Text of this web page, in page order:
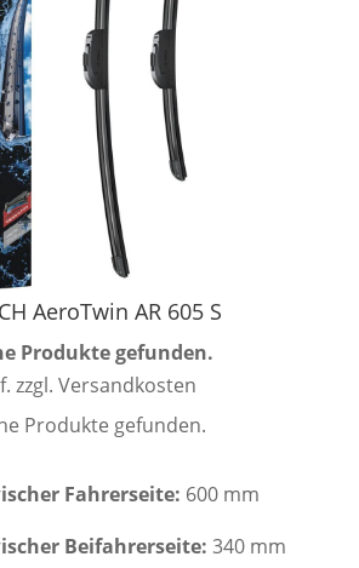
AeroTwin AR 605 S
Produkte gefunden.
zzgl. Versandkosten
Produkte gefunden.
Fahrerseite: 600 mm
Beifahrerseite: 340 mm